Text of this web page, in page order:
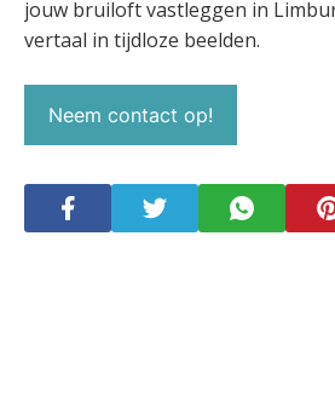
jouw bruiloft vastleggen in
vertaal in tijdloze beelden.
Neem contact op!